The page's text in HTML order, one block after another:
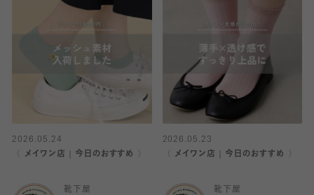
2026.05.24
〈 メイワン店｜今日のおすすめ 〉
靴下屋
2026.05.23
〈 メイワン店｜今日のおすすめ 〉
靴下屋